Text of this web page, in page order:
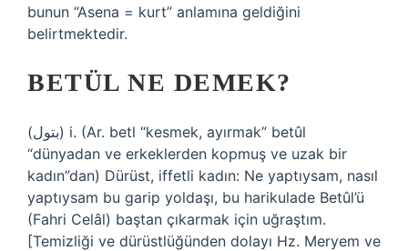
bunun “Asena = kurt” anlamına geldiğini
belirtmektedir.
BETÜL NE DEMEK?
(ﺑﺘﻮﻝ) i. (Ar. betl “kesmek, ayırmak” betûl
“dünyadan ve erkeklerden kopmuş ve uzak bir
kadın”dan) Dürüst, iffetli kadın: Ne yaptıysam, nasıl
yaptıysam bu garip yoldaşı, bu harikulade Betûl’ü
(Fahri Celâl) baştan çıkarmak için uğraştım.
[Temizliği ve dürüstlüğünden dolayı Hz. Meryem ve